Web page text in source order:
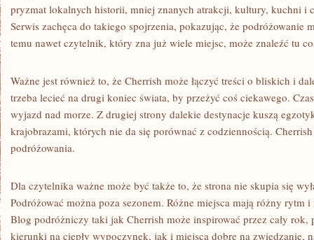
pryzmat lokalnych historii, mniej znanych atrakcji, kultury, kuchni i
Serwis zachęca do takiego spojrzenia, pokazując, że podróżowanie
temu nawet czytelnik, który zna już wiele miejsc, może znaleźć tu
Ważne jest również to, że Cherrish może łączyć treści o bliskich i
trzeba lecieć na drugi koniec świata, by przeżyć coś ciekawego.
wyjazd nad morze. Z drugiej strony dalekie destynacje kuszą
krajobrazami, których nie da się porównać z codziennością.
podróżowania.
Dla czytelnika ważne może być także to, że strona nie skupia się
Podróżować można poza sezonem. Różne miejsca mają różny rytm
Blog podróżniczy taki jak Cherrish może inspirować przez cały rok,
kierunki na ciepły wypoczynek, jak i miejsca dobre na zwiedzanie,